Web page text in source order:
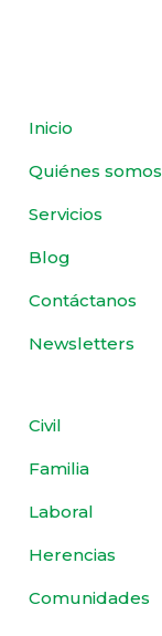
Inicio
Quiénes somos
Servicios
Blog
Contáctanos
Newsletters
Civil
Familia
Laboral
Herencias
Comunidades